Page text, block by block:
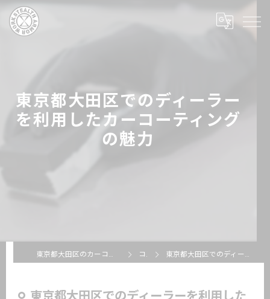
東京都大田区でのディーラー
を利用したカーコーティング
の魅力
東京都大田区のカーコーティングならSTEALTH ARMOR WORKS コラム 東京都大田区でのディーラーを利用したカーコーティングの魅力
東京都大田区でのディーラーを利用した